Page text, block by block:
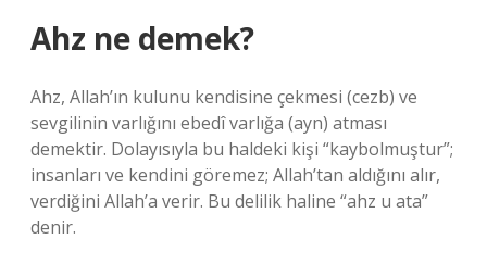
Ahz ne demek?
Ahz, Allah’ın kulunu kendisine çekmesi (cezb) ve
sevgilinin varlığını ebedî varlığa (ayn) atması
demektir. Dolayısıyla bu haldeki kişi “kaybolmuştur”;
insanları ve kendini göremez; Allah’tan aldığını alır,
verdiğini Allah’a verir. Bu delilik haline “ahz u ata”
denir.